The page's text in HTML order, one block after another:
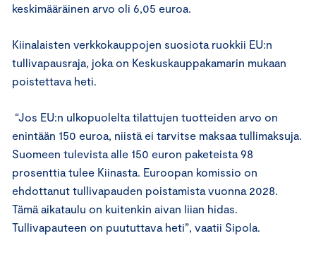
keskimääräinen arvo oli 6,05 euroa.
Kiinalaisten verkkokauppojen suosiota ruokkii EU:n
tullivapausraja, joka on Keskuskauppakamarin mukaan
poistettava heti.
“Jos EU:n ulkopuolelta tilattujen tuotteiden arvo on
enintään 150 euroa, niistä ei tarvitse maksaa tullimaksuja.
Suomeen tulevista alle 150 euron paketeista 98
prosenttia tulee Kiinasta. Euroopan komissio on
ehdottanut tullivapauden poistamista vuonna 2028.
Tämä aikataulu on kuitenkin aivan liian hidas.
Tullivapauteen on puututtava heti”, vaatii Sipola.